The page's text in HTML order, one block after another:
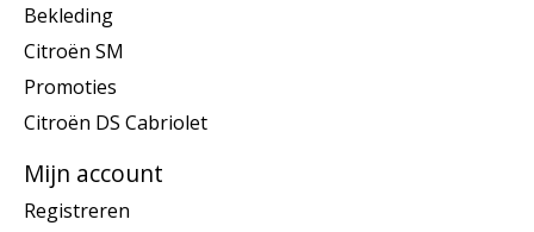
Bekleding
Citroën SM
Promoties
Citroën DS Cabriolet
Mijn account
Registreren